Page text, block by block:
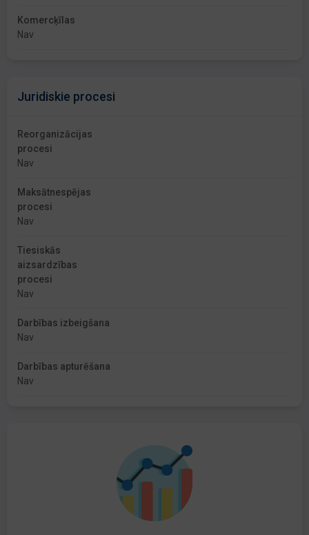
Komercķīlas
Nav
Juridiskie procesi
Reorganizācijas
procesi
Nav
Maksātnespējas
procesi
Nav
Tiesiskās
aizsardzības
procesi
Nav
Darbības izbeigšana
Nav
Darbības apturēšana
Nav